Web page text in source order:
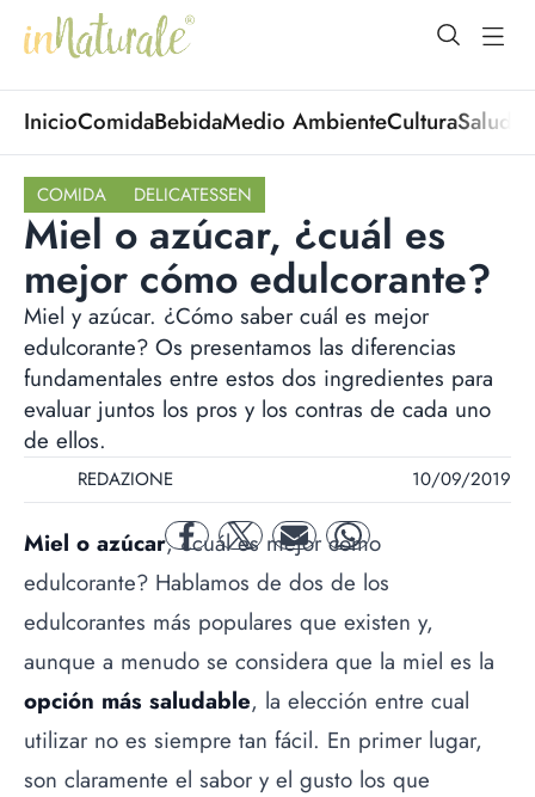
open
InicioComidaBebidaMedio AmbienteCulturaSalud
COMIDA DELICATESSEN
Miel o azúcar, ¿cuál es
mejor cómo edulcorante?
Miel y azúcar. ¿Cómo saber cuál es mejor
edulcorante? Os presentamos las diferencias
fundamentales entre estos dos ingredientes para
evaluar juntos los pros y los contras de cada uno
de ellos.
REDAZIONE 10/09/2019
facebooktwitter mail whatsapp
Miel o azúcar, ¿cuál es mejor como
edulcorante? Hablamos de dos de los
edulcorantes más populares que existen y,
aunque a menudo se considera que la miel es la
opción más saludable, la elección entre cual
utilizar no es siempre tan fácil. En primer lugar,
son claramente el sabor y el gusto los que